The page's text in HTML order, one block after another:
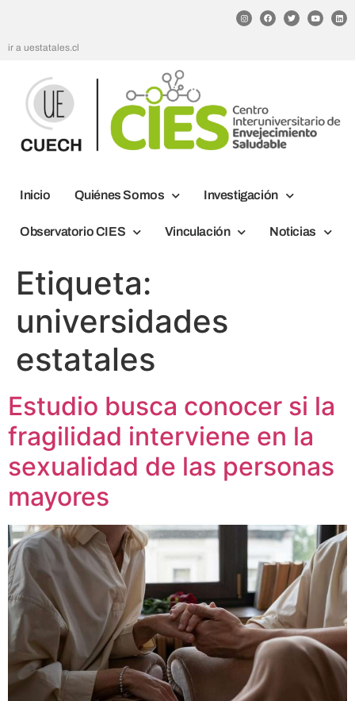
ir a uestatales.cl
Inicio Quiénes Somos Investigación
Observatorio CIES Vinculación Noticias
Etiqueta:
universidades
estatales
Estudio busca conocer si la
fragilidad interviene en la
sexualidad de las personas
mayores